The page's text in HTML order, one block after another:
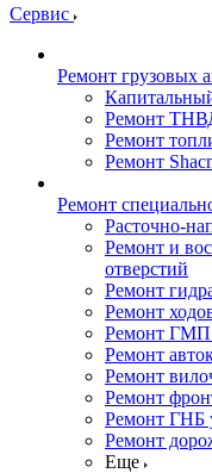
Сервис
Ремонт грузовых
Ремонт
Ремонт
Ремонт
Ремонт
Расточно-
Ремонт и
отверстий
Ремонт
Ремонт
Ремонт ГМП
Ремонт
Ремонт
Ремонт
Ремонт ГНБ
Ремонт
Еще